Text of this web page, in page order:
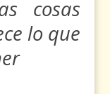
cosas
lo que